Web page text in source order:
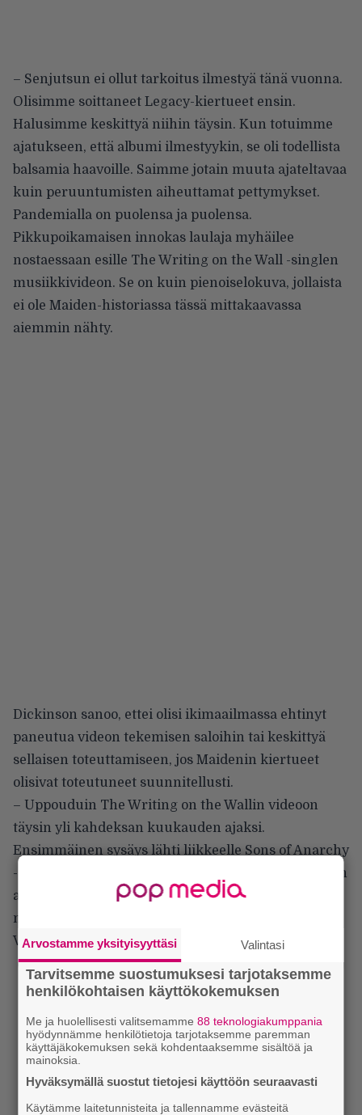
– Senjutsun ei ollut tarkoitus ilmestyä tänä vuonna.
Olisimme soittaneet Legacy-kiertueet ensin.
Halusimme keskittyä niihin täysin. Kun totuimme
ajatukseen, että albumi ilmestyykin, se oli todellista
balsamia haavoille. Saimme jotain muuta ajateltavaa
kuin peruuntumisten aiheuttamat pettymykset.
Pandemialla on puolensa ja puolensa.
Pikkupoikamaisen innokas laulaja myhäilee
nostaessaan esille The Writing on the Wall -singlen
musiikkivideon. Se on kuin pienoiselokuva, jollaista
ei ole Maiden-historiassa tässä mittakaavassa
aiemmin nähty.
Dickinson sanoo, ettei olisi ikimaailmassa ehtinyt
paneutua videon tekemisen saloihin tai keskittyä
sellaisen toteuttamiseen, jos Maidenin kiertueet
olisivat toteutuneet suunnitellusti.
– Uppouduin The Writing on the Wallin videoon
täysin yli kahdeksan kuukauden ajaksi.
Ensimmäinen sysäys lähti liikkeelle Sons of Anarchy
-sarjasta, jota katsoin ensimmäisten koronasulkujen
aikana. Huomasin ajattelevani eri kulmista,
millaisessa unissakävelijöiden maailmassa elämme.
Vaellamme määrätietoisesti kohti maailmanloppua.
Arvostamme yksityisyyttäsi Valintasi
Tarvitsemme suostumuksesi tarjotaksemme
henkilökohtaisen käyttökokemuksen
Me ja huolellisesti valitsemamme88 teknologiakumppania
hyödynnämme henkilötietoja tarjotaksemme paremman
käyttäjäkokemuksen sekä kohdentaaksemme sisältöä ja
mainoksia.
Hyväksymällä suostut tietojesi käyttöön seuraavasti
Käytämme laitetunnisteita ja tallennamme evästeitä